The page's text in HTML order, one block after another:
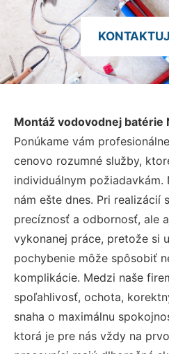
Montáž vodovodnej batérie
Ponúkame vám
cenovo rozumné služby,
individuálnym požiadavkám.
nám ešte dnes. Pri realizácií
precíznosť a odbornosť, ale
vykonanej práce, pretože si
pochybenie môže spôsobiť
komplikácie. Medzi naše
spoľahlivosť, ochota,
snaha o maximálnu
ktorá je pre nás vždy na